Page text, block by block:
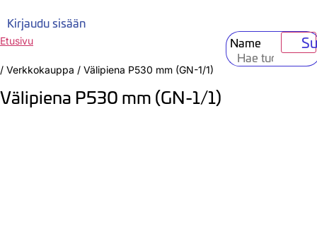
Kirjaudu sisään
Name
Etusivu
/ Verkkokauppa / Välipiena P530 mm (GN-1/1)
Välipiena P530 mm (GN-1/1)